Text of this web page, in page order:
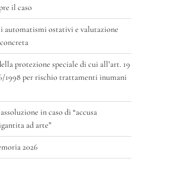
il caso
automatismi ostativi e valutazione
protezione speciale di cui all’art. 19
1998 per rischio trattamenti inumani
in caso di “accusa
ad arte”
2026